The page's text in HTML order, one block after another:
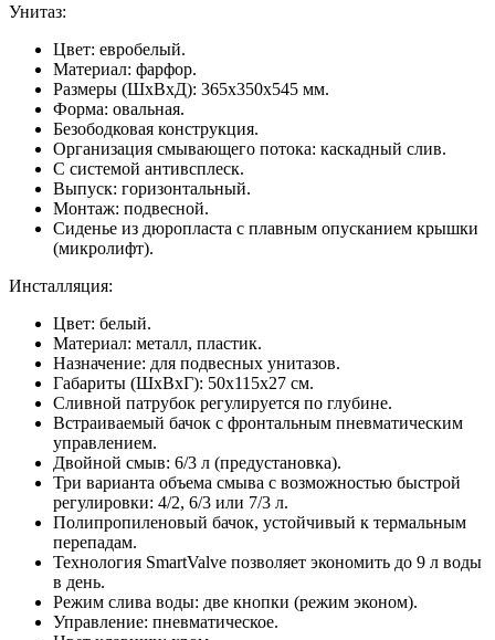
Унитаз:
Цвет: евробелый.
Материал: фарфор.
Размеры (ШхВхД): 365х350х545 мм.
Форма: овальная.
Безободковая конструкция.
Организация смывающего потока: каскадный слив.
С системой антивсплеск.
Выпуск: горизонтальный.
Монтаж: подвесной.
Сиденье из дюропласта с плавным опусканием крышки
(микролифт).
Инсталляция:
Цвет: белый.
Материал: металл, пластик.
Назначение: для подвесных унитазов.
Габариты (ШхВхГ): 50х115х27 см.
Сливной патрубок регулируется по глубине.
Встраиваемый бачок с фронтальным пневматическим
управлением.
Двойной смыв: 6/3 л (предустановка).
Три варианта объема смыва с возможностью быстрой
регулировки: 4/2, 6/3 или 7/3 л.
Полипропиленовый бачок, устойчивый к термальным
перепадам.
Технология SmartValve позволяет экономить до 9 л воды
в день.
Режим слива воды: две кнопки (режим эконом).
Управление: пневматическое.